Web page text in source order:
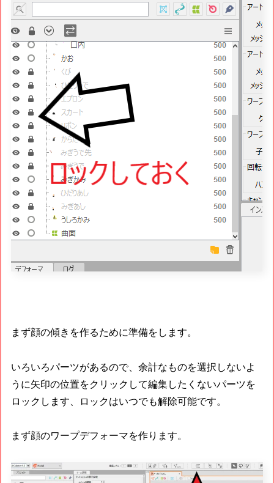
まず顔の傾きを作るために準備をします。
いろいろパーツがあるので、余計なものを選択しないよ
うに矢印の位置をクリックして編集したくないパーツを
ロックします、ロックはいつでも解除可能です。
まず顔のワープデフォーマを作ります。